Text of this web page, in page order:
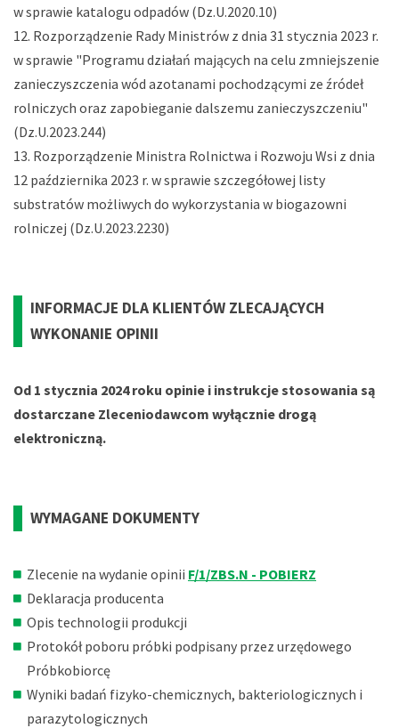
w sprawie katalogu odpadów (Dz.U.2020.10)
Rozporządzenie Rady Ministrów z dnia 31 stycznia 2023 r.
w sprawie "Programu działań mających na celu zmniejszenie
zanieczyszczenia wód azotanami pochodzącymi ze źródeł
rolniczych oraz zapobieganie dalszemu zanieczyszczeniu"
(Dz.U.2023.244)
Rozporządzenie Ministra Rolnictwa i Rozwoju Wsi z dnia
12 października 2023 r. w sprawie szczegółowej listy
substratów możliwych do wykorzystania w biogazowni
rolniczej (Dz.U.2023.2230)
INFORMACJE DLA KLIENTÓW ZLECAJĄCYCH
WYKONANIE OPINII
Od 1 stycznia 2024 roku opinie i instrukcje stosowania są
dostarczane Zleceniodawcom wyłącznie drogą
elektroniczną.
WYMAGANE DOKUMENTY
Zlecenie na wydanie opinii F/1/ZBS.N - POBIERZ
Deklaracja producenta
Opis technologii produkcji
Protokół poboru próbki podpisany przez urzędowego
Próbkobiorcę
Wyniki badań fizyko-chemicznych, bakteriologicznych i
parazytologicznych